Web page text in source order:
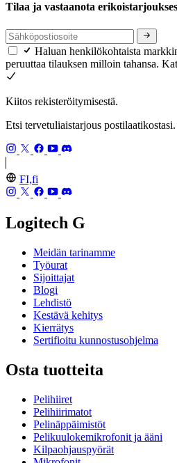
Tilaa ja vastaanota
Haluan henkilökohtaista
peruuttaa tilauksen milloin tahansa.
Kiitos rekisteröitymisestä.
Etsi tervetuliaistarjous postilaatikostasi.
FI,fi
Logitech G
Meidän tarinamme
Työurat
Sijoittajat
Blogi
Lehdistö
Kestävä kehitys
Kierrätys
Sertifioitu kunnostusohjelma
Osta tuotteita
Pelihiiret
Pelihiirimatot
Pelinäppäimistöt
Pelikuulokemikrofonit ja ääni
Kilpaohjauspyörät